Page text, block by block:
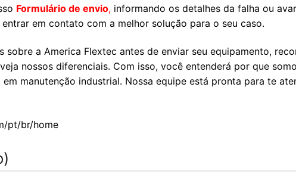
Formulário de envio, informando os detalhes da falha ou
em contato com a melhor solução para o seu caso.
sobre a America Flextec antes de enviar seu equipamento,
nossos diferenciais. Com isso, você entenderá por que
em manutenção industrial. Nossa equipe está pronta para te
pt/br/home